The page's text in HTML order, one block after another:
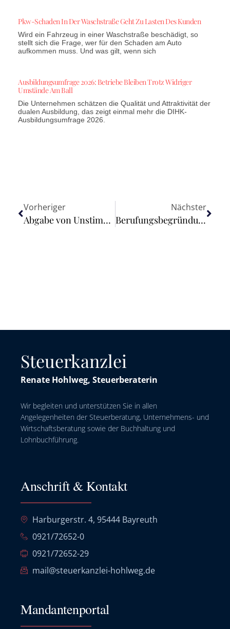
Pkw-Schaden In Der Waschstraße Geht Zu Lasten Des Kunden
Wird ein Fahrzeug in einer Waschstraße beschädigt, so
stellt sich die Frage, wer für den Schaden am Auto
aufkommen muss. Und was gilt, wenn sich
Ausbildungsumfrage 2026: Betriebe Bleiben Trotz Widriger
Umstände Am Ball
Die Unternehmen schätzen die Qualität und Attraktivität der
dualen Ausbildung, das zeigt einmal mehr die DIHK-
Ausbildungsumfrage 2026.
Vorheriger
Abgabe von Unstimmigkeitsmeldungen ab 1. April 2023 in jedem Fall verpflichtend
Nächster
Berufungsbegründung muss nicht als solche bezeichnet werden
Steuerkanzlei
Renate Hohlweg, Steuerberaterin
Wir begleiten und unterstützen Sie in allen
Angelegenheiten der Steuerberatung, Unternehmens- und
Wirtschaftsberatung sowie der Buchhaltung und
Lohnbuchführung.
Anschrift & Kontakt
Harburgerstr. 4, 95444 Bayreuth
0921/72652-0
0921/72652-29
mail@steuerkanzlei-hohlweg.de
Mandantenportal